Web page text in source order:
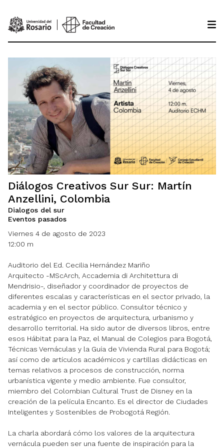
Diálogos Creativos Sur Sur: Martín
Anzellini, Colombia
Dialogos del sur
Eventos pasados
Viernes 4 de agosto de 2023
12:00 m
Auditorio del Ed. Cecilia Hernández Mariño
Arquitecto -MScArch, Accademia di Architettura di
Mendrisio-, diseñador y coordinador de proyectos de
diferentes escalas y características en el sector privado, la
academia y en el sector público. Consultor técnico y
estratégico en proyectos de arquitectura, urbanismo y
desarrollo territorial. Ha sido autor de diversos libros, entre
esos Hábitat para la Paz, el Manual de Colegios para Bogotá,
Técnicas Vernáculas y la Guía de Vivienda Rural para Bogotá;
así como de artículos académicos y cartillas didácticas en
temas relativos a procesos de construcción, norma
urbanística vigente y medio ambiente. Fue consultor,
miembro del Colombian Cultural Trust de Disney en la
creación de la película Encanto. Es el director de Ciudades
Inteligentes y Sostenibles de Probogotá Región.
La charla abordará cómo los valores de la arquitectura
vernácula pueden ser una fuente de inspiración para la